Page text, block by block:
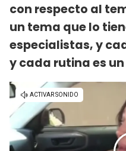
con respecto al
un tema que lo
especialistas, y
y cada rutina es